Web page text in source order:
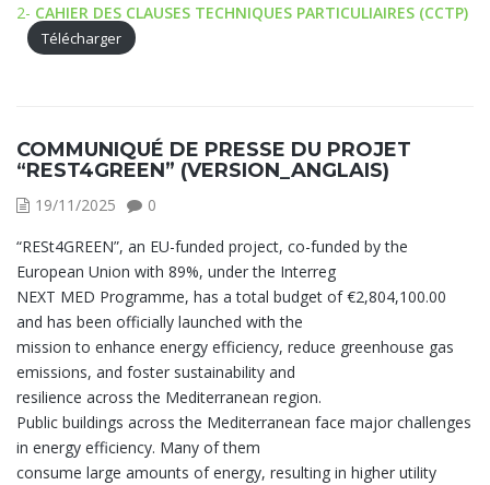
2- CAHIER DES CLAUSES TECHNIQUES PARTICULIAIRES (CCTP)
Télécharger
COMMUNIQUÉ DE PRESSE DU PROJET
“REST4GREEN” (VERSION_ANGLAIS)
19/11/2025
0
“RESt4GREEN”, an EU-funded project, co-funded by the
European Union with 89%, under the Interreg
NEXT MED Programme, has a total budget of €2,804,100.00
and has been officially launched with the
mission to enhance energy efficiency, reduce greenhouse gas
emissions, and foster sustainability and
resilience across the Mediterranean region.
Public buildings across the Mediterranean face major challenges
in energy efficiency. Many of them
consume large amounts of energy, resulting in higher utility